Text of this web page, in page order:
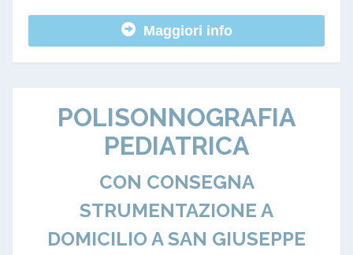
Maggiori info
POLISONNOGRAFIA
PEDIATRICA
CON CONSEGNA
STRUMENTAZIONE A
DOMICILIO A SAN GIUSEPPE